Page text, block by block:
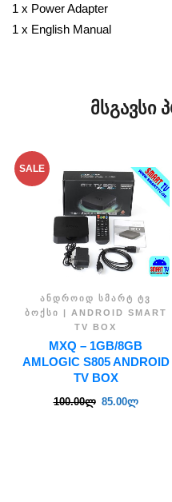
1 x Power Adapter
1 x English Manual
ᲛᲡᲒᲐᲕᲡᲘ
SALE
ᲐᲜᲓᲠᲝᲘᲓ ᲡᲛᲐᲠᲢ ᲢᲕ
ᲑᲝᲥᲡᲘ | ANDROID SMART
TV BOX
MXQ – 1GB/8GB
AMLOGIC S805 ANDROID
TV BOX
100.00ლ 85.00ლ